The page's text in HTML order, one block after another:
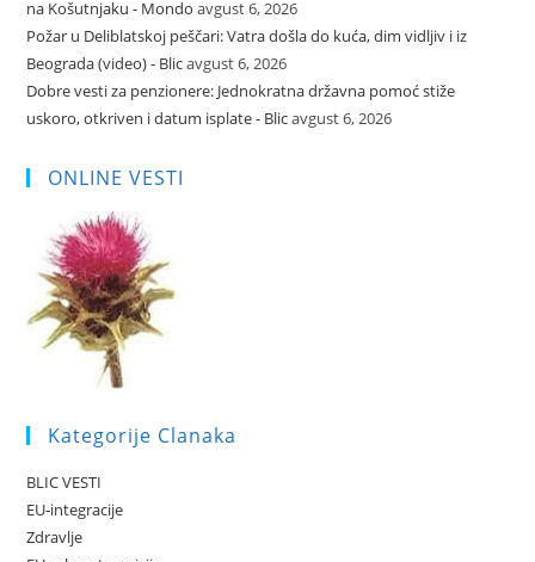
na Košutnjaku - Mondo avgust 6, 2026
Požar u Deliblatskoj peščari: Vatra došla do kuća, dim vidljiv i iz
Beograda (video) - Blicavgust 6, 2026
Dobre vesti za penzionere: Jednokratna državna pomoć stiže
uskoro, otkriven i datum isplate - Blicavgust 6, 2026
ONLINE VESTI
Kategorije Clanaka
BLIC VESTI
EU-integracije
Zdravlje